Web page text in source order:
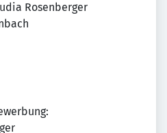
Rosenberger